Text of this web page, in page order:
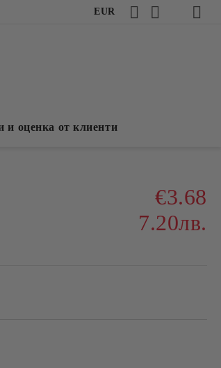
EUR
и оценка от клиенти
€3.68
7.20лв.